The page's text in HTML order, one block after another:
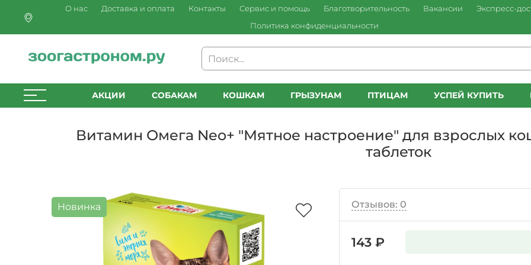
О нас Доставка и оплата Контакты Сервис и помощь Благотворительность Вакансии
Экспресс-
Политика конфиденциальности
АКЦИИ СОБАКАМ КОШКАМ ГРЫЗУНАМ ПТИЦАМ УСПЕЙ КУПИТЬ
Витамин Омега Neo+ "Мятное настроение" для взрослых
таблеток
Новинка Отзывов: 0
143 ₽